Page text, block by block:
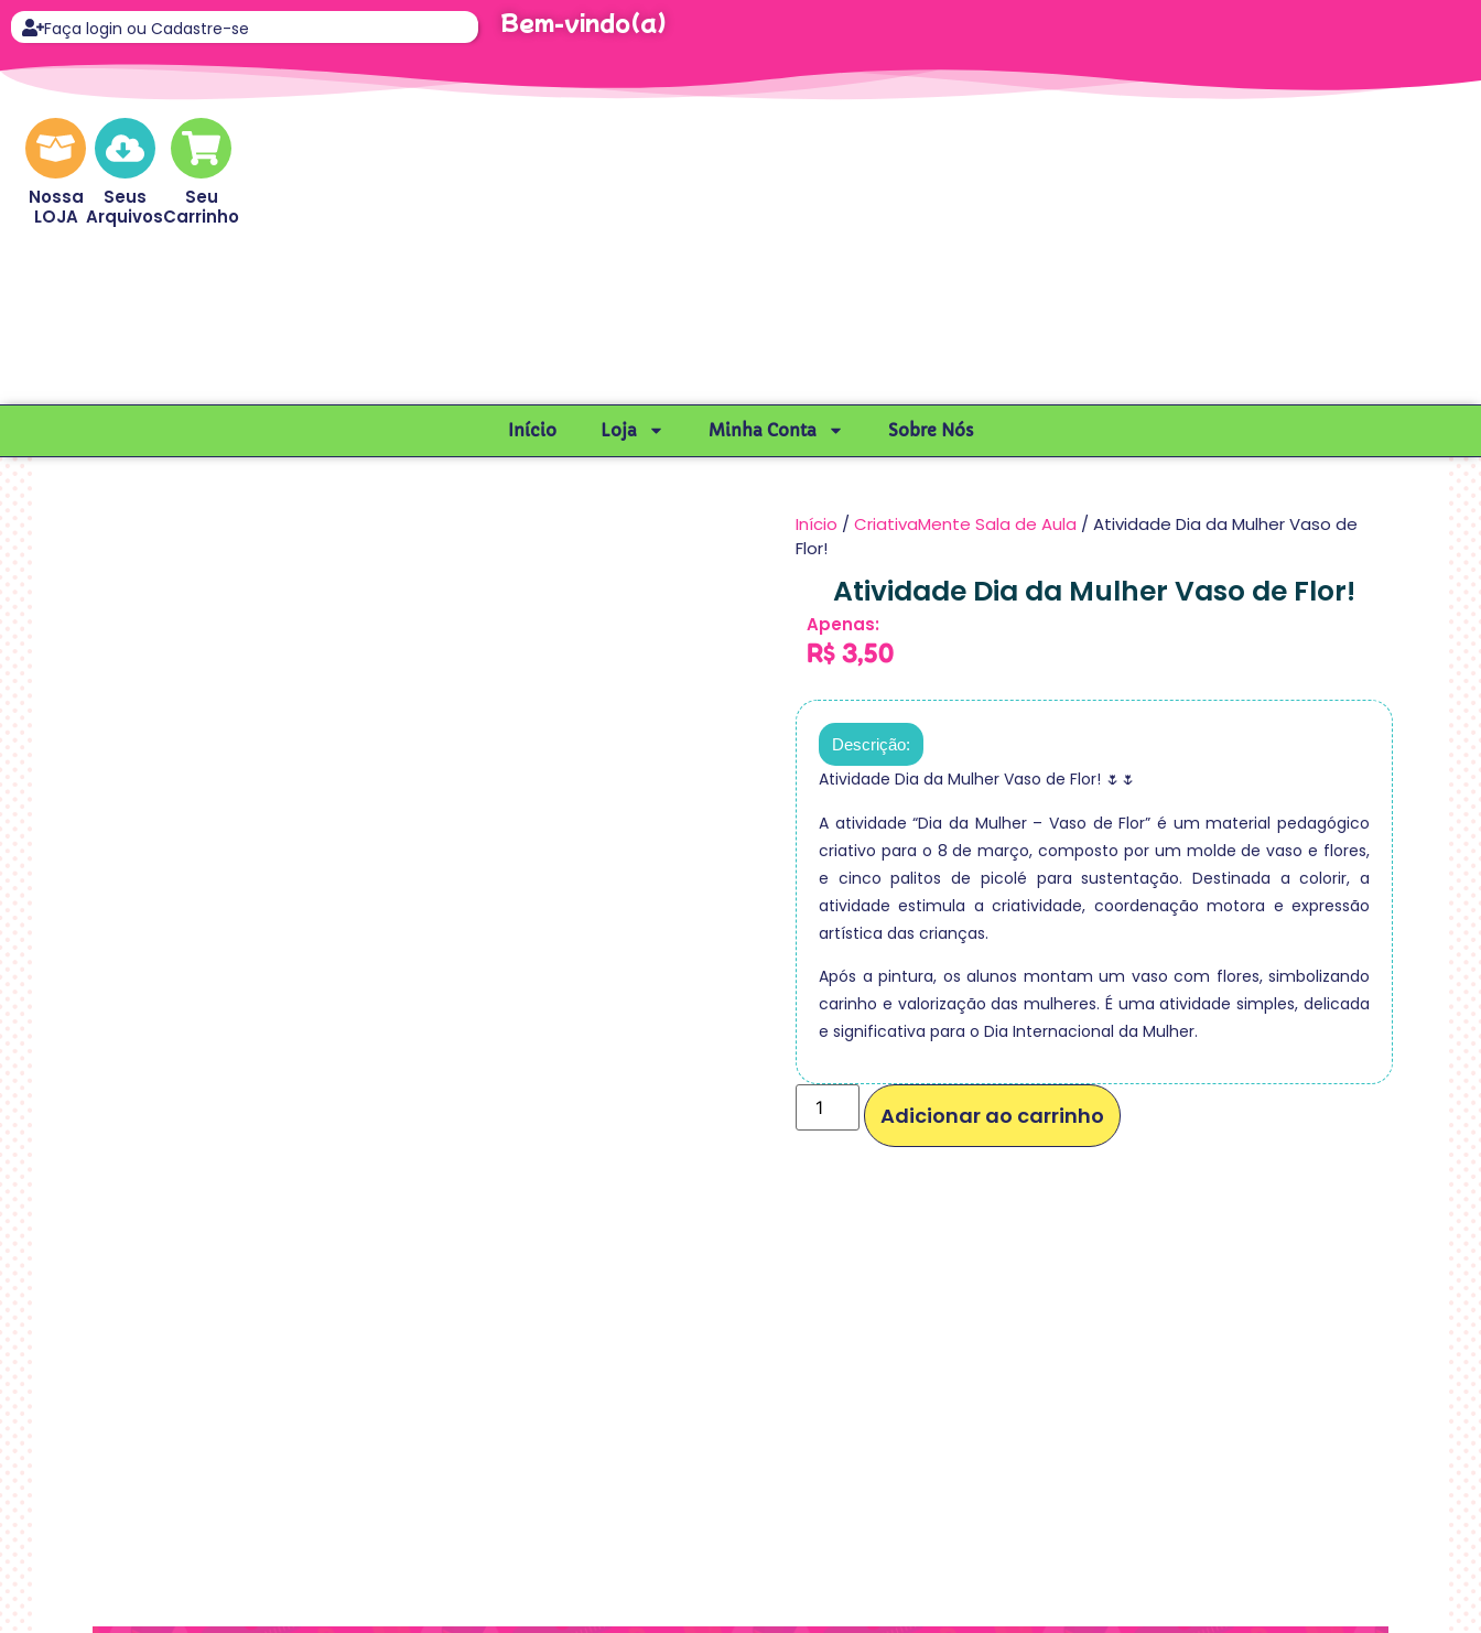
Faça login ou Cadastre-se Bem-vindo(a)
Nossa
LOJA
Seus
Arquivos
Seu
Carrinho
Início Loja Minha Conta Sobre Nós
Início /CriativaMente Sala de Aula / Atividade Dia da Mulher Vaso de
Flor!
Atividade Dia da Mulher Vaso de Flor!
Apenas:
R$ 3,50
Descrição:
Atividade Dia da Mulher Vaso de Flor! 🌷🌷
A atividade “Dia da Mulher – Vaso de Flor” é um material pedagógico
criativo para o 8 de março, composto por um molde de vaso e flores,
e cinco palitos de picolé para sustentação. Destinada a colorir, a
atividade estimula a criatividade, coordenação motora e expressão
artística das crianças.
Após a pintura, os alunos montam um vaso com flores, simbolizando
carinho e valorização das mulheres. É uma atividade simples, delicada
e significativa para o Dia Internacional da Mulher.
Adicionar ao carrinho